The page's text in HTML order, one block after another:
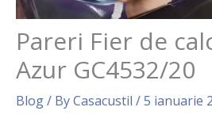
Pareri Fier de
Azur GC4532/20
Blog/ ByCasacustil /5 ianuarie